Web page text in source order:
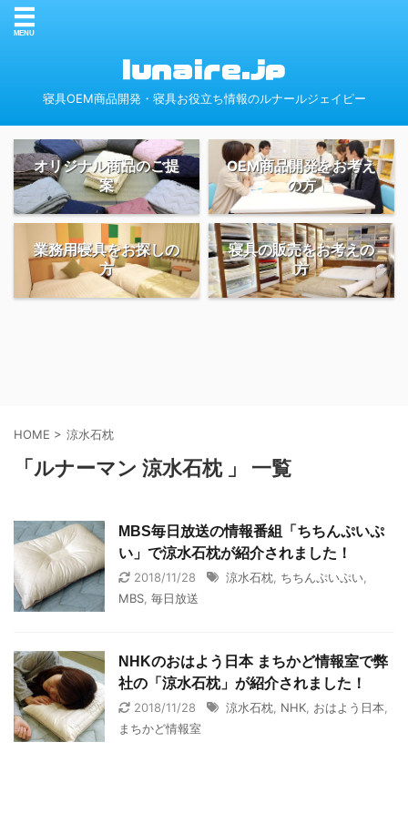
寝具OEM商品開発・寝具お役立ち情報のルナールジェイピー
オリジナル商品のご提
案
OEM商品開発をお考え
の方
業務用寝具をお探しの
方
寝具の販売をお考えの
方
HOME > 涼水石枕
「ルナーマン 涼水石枕 」 一覧
MBS毎日放送の情報番組「ちちんぷいぷ
い」で涼水石枕が紹介されました！
2018/11/28 涼水石枕 ちちんぷいぷい
MBS 毎日放送
NHKのおはよう日本 まちかど情報室で弊
社の「涼水石枕」が紹介されました！
2018/11/28 涼水石枕 NHK おはよう日本
まちかど情報室